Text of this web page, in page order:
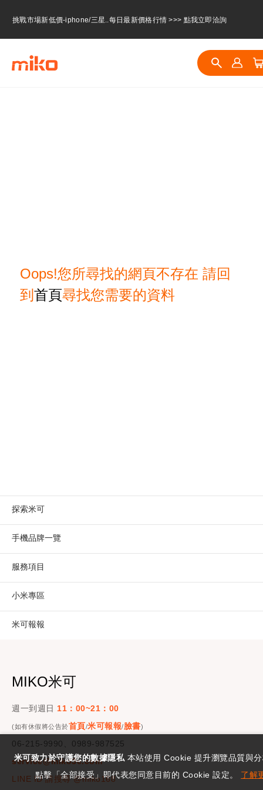
挑戰市場新低價-iphone/三星..每日最新價格行情 >>> 點我立即洽詢
挑戰市場新低價-iphone/三星..每日最新價格行情 >>> 點我立即洽詢
挑戰市場新低價-iphone/三星..每日最新價格行情 >>> 點我立即洽詢
Oops!您所尋找的網頁不存在 請回
到 首頁尋找您需要的資料
探索米可
手機品牌一覽
服務項目
小米專區
米可報報
MIKO米可
週一到週日 11：00~21：00
(如有休假將公告於首頁/米可報報/臉書)
06-215-9990、0989-987525
service@miko3c.com
LINE ID 請搜尋 @miko168
米可致力於守護您的數據隱私 本站使用 Cookie 提升瀏覽品質與
點擊「全部接受」即代表您同意目前的 Cookie 設定。 了解